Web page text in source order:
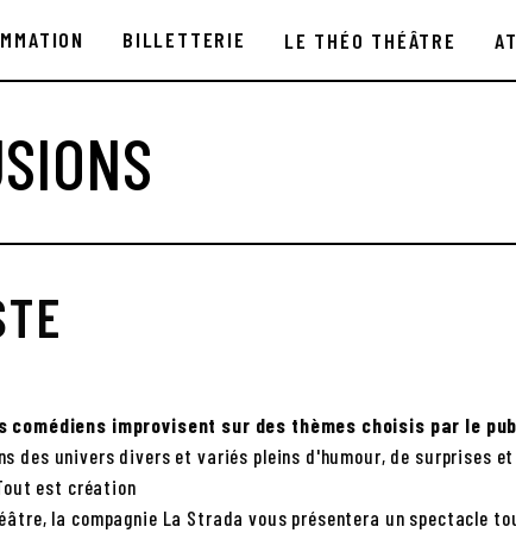
BILLETTERIE LE THÉO THÉÂTRE
comédiens improvisent sur des thèmes choisis par le
des univers divers et variés pleins d'humour, de surprises
est création
la compagnie La Strada vous présentera un spectacle